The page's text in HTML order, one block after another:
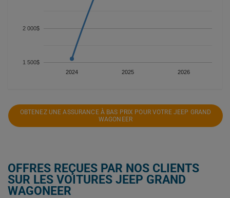
2024 2025 2026
1 500$
2 000$
OBTENEZ UNE ASSURANCE À BAS PRIX POUR VOTRE JEEP GRAND
WAGONEER
OFFRES REÇUES PAR NOS CLIENTS
SUR LES VOITURES JEEP GRAND
WAGONEER